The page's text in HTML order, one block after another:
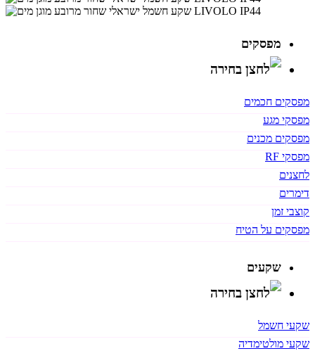
מפסקים
מפסקים חכמים
מפסקי מגע
מפסקים מכנים
מפסקי RF
לחצנים
דימרים
קוצבי זמן
מפסקים על הטיח
שקעים
שקעי חשמל
שקעי מולטימדיה